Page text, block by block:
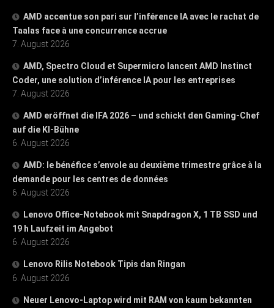
AMD accentue son pari sur l’inférence IA avec le rachat de
Taalas face à une concurrence accrue
7. August 2026
AMD, Spectro Cloud et Supermicro lancent AMD Instinct
Coder, une solution d’inférence IA pour les entreprises
7. August 2026
AMD eröffnet die IFA 2026 – und schickt den Gaming-Chef
auf die KI-Bühne
6. August 2026
AMD: le bénéfice s’envole au deuxième trimestre grâce à la
demande pour les centres de données
6. August 2026
Lenovo Office-Notebook mit Snapdragon X, 1 TB SSD und
19 h Laufzeit im Angebot
6. August 2026
Lenovo Rilis Notebook Tipis dan Ringan
6. August 2026
Neuer Lenovo-Laptop wird mit RAM von kaum bekannten